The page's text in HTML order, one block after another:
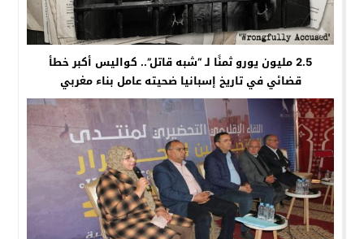
2.5 مليون يورو ثمنًا لـ “شبه قاتل”.. كواليس أكبر خطأ
قضائي في تاريخ إسبانيا ضحيته عامل بناء مغربي